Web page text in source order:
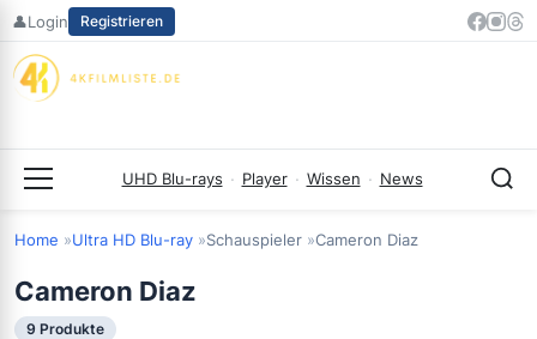
Zum
springen
👤Login Registrieren
UHD Blu-rays · Player · Wissen · News
Home Ultra HD Blu-ray Schauspieler Cameron Diaz
Cameron Diaz
9 Produkte